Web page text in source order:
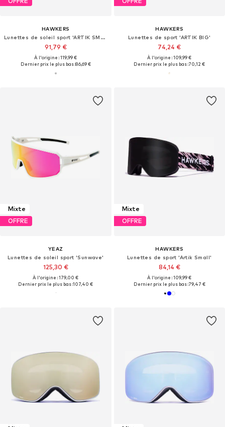
HAWKERS
Lunettes de soleil sport 'ARTIK SMALL'
91,79 €
À l'origine : 119,99 €
Dernier prix le plus bas :86,69 €
HAWKERS
Lunettes de sport 'ARTIK BIG'
74,24 €
À l'origine : 109,99 €
Dernier prix le plus bas :70,12 €
Mixte
OFFRE
YEAZ
Lunettes de soleil sport 'Sunwave'
125,30 €
À l'origine : 179,00 €
Dernier prix le plus bas :107,40 €
Mixte
OFFRE
HAWKERS
Lunettes de sport 'Artik Small'
84,14 €
À l'origine : 109,99 €
Dernier prix le plus bas :79,47 €